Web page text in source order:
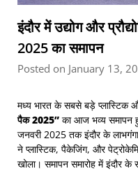
इंदौर में उद्योग और
2025 का समापन
Posted on January 13,
मध्य भारत के सबसे बड़े प्लास्टिक
पैक 2025” का आज भव्य समापन
जनवरी 2025 तक इंदौर के
ने प्लास्टिक, पैकेजिंग, और
खोला। समापन समारोह में इंदौर के